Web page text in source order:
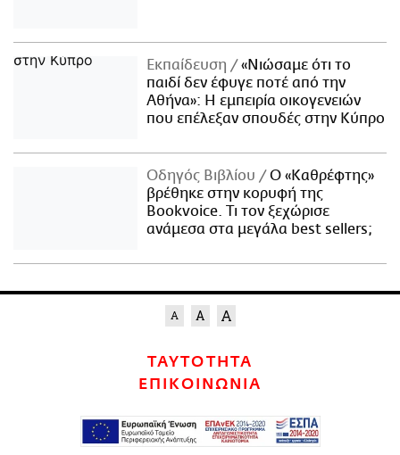
Εκπαίδευση
«Νιώσαμε ότι το
παιδί δεν έφυγε ποτέ από την
Αθήνα»: Η εμπειρία οικογενειών
που επέλεξαν σπουδές στην Κύπρο
Οδηγός Βιβλίου
Ο «Καθρέφτης»
βρέθηκε στην κορυφή της
Bookvoice. Τι τον ξεχώρισε
ανάμεσα στα μεγάλα best sellers;
ΤΑΥΤΟΤΗΤΑ
ΕΠΙΚΟΙΝΩΝΙΑ